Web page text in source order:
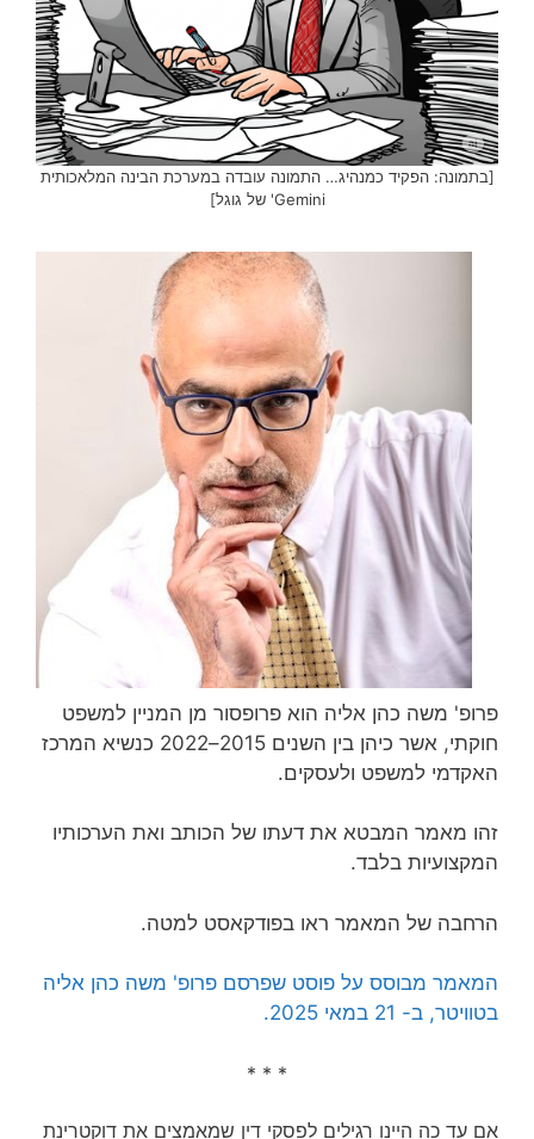
[בתמונה: הפקיד כמנהיג… התמונה עובדה במערכת הבינה המלאכותית
Gemini' של גוגל]
פרופ' משה כהן אליה הוא פרופסור מן המניין למשפט
חוקתי, אשר כיהן בין השנים 2015–2022 כנשיא המרכז
האקדמי למשפט ולעסקים.
זהו מאמר המבטא את דעתו של הכותב ואת הערכותיו
המקצועיות בלבד.
הרחבה של המאמר ראו בפודקאסט למטה.
המאמר מבוסס על פוסט שפרסם פרופ' משה כהן אליה
בטוויטר, ב- 21 במאי 2025.
* * *
אם עד כה היינו רגילים לפסקי דין שמאמצים את דוקטרינת